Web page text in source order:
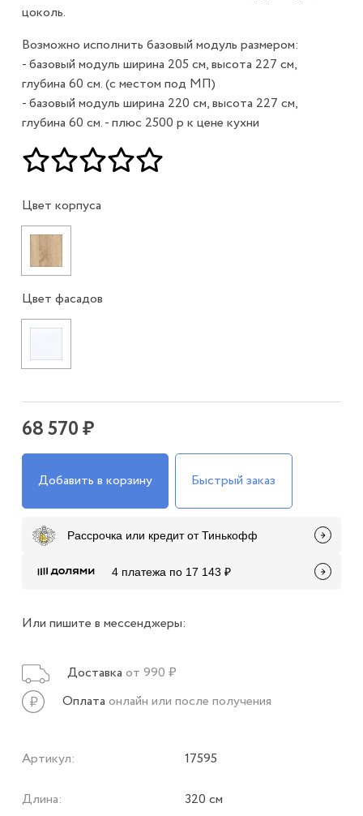
цоколь.
Возможно исполнить базовый модуль размером:
- базовый модуль ширина 205 см, высота 227 см,
глубина 60 см. (с местом под МП)
- базовый модуль ширина 220 см, высота 227 см,
глубина 60 см. - плюс 2500 р к цене кухни
Цвет корпуса
Цвет фасадов
68 570 ₽
Добавить в корзину Быстрый заказ
Рассрочка или кредит от Тинькофф
4 платежа по 17 143 ₽
Или пишите в мессенджеры:
Доставка от 990 ₽
Оплата онлайн или после получения
Артикул: 17595
Длина: 320 см